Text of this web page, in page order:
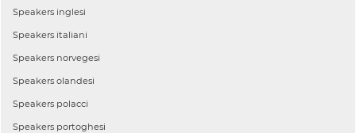
Speakers inglesi
Speakers italiani
Speakers norvegesi
Speakers olandesi
Speakers polacci
Speakers portoghesi